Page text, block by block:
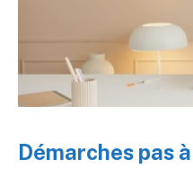
Démarches pas